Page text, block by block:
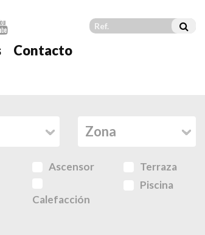
Contacto
Ascensor
Terraza
Calefacción
Piscina